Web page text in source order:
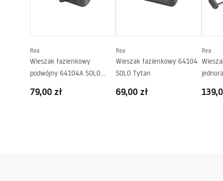
Rea
Wieszak łazienkowy
podwójny 64104A SOLO
79,00 zł
Rea
Wieszak łazienkowy 64104
SOLO Tytan
69,00 zł
Rea